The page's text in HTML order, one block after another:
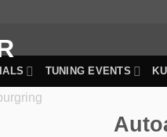
TUNING EVENTS